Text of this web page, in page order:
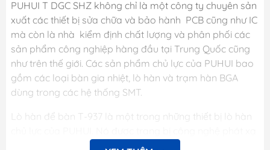
PUHUI T DGC SHZ không chỉ là một công ty chuyên sản
xuất các thiết bị sửa chữa và bảo hành PCB cũng như IC
mà còn là nhà kiểm định chất lượng và phân phối các
sản phẩm công nghiệp hàng đầu tại Trung Quốc cũng
như trên thế giới. Các sản phẩm chủ lực của PUHUI bao
gồm các loại bàn gia nhiệt, lò hàn và trạm hàn BGA
dùng trong các hệ thống SMT.
Lò hàn để bàn T-937 là một trong những thiết bị lò hàn
hồng ngoại mạnh mẽ kết hợp với công nghệ lưu thông